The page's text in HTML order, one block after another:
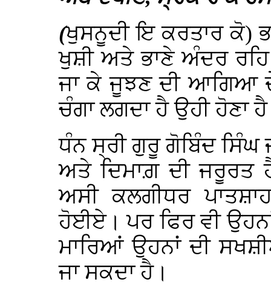
(ਖੁਸਨੂਦੀ ਇ ਕਰਤਾਰ ਕੋ)
ਖੁਸ਼ੀ ਅਤੇ ਭਾਣੇ ਅੰਦਰ
ਜਾ ਕੇ ਜੂਝਣ ਦੀ ਆਗਿਆ ਦੇ
ਚੰਗਾ ਲਗਦਾ ਹੈ ਉਹੀ ਹੋਣਾ
ਧੰਨ ਸ੍ਰੀ ਗੁਰੂ ਗੋਬਿੰਦ
ਅਤੇ ਦਿਮਾਗ਼ ਦੀ
ਅਸੀ ਕਲਗੀਧਰ
ਹੋਈਏ। ਪਰ ਫਿਰ ਵੀ
ਮਾਰਿਆਂ ਉਹਨਾਂ ਦੀ
ਜਾ ਸਕਦਾ ਹੈ।